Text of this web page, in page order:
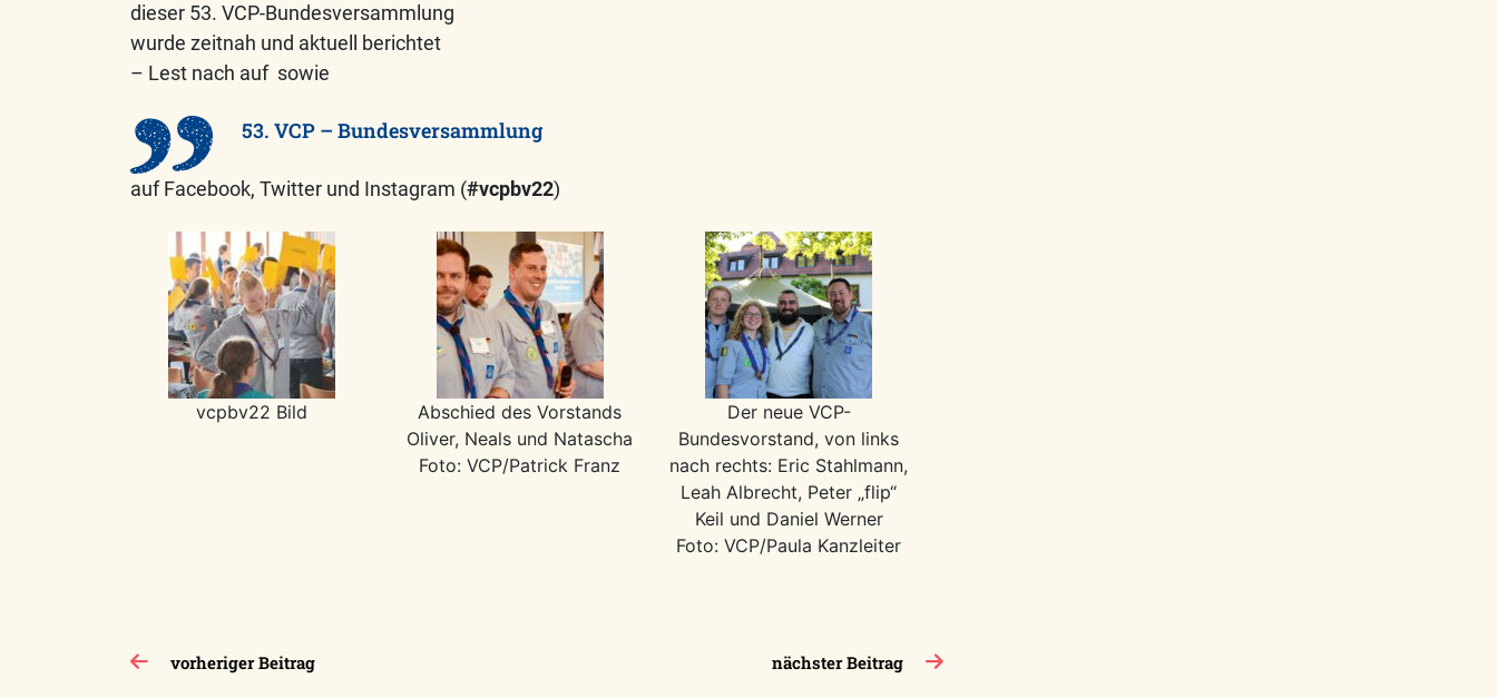
dieser 53. VCP-Bundesversammlung
wurde zeitnah und aktuell berichtet
– Lest nach auf sowie
53. VCP – Bundesversammlung
auf Facebook, Twitter und Instagram (#vcpbv22)
vcpbv22 Bild
Abschied des Vorstands
Oliver, Neals und Natascha
Foto: VCP/Patrick Franz
Der neue VCP-
Bundesvorstand, von links
nach rechts: Eric Stahlmann,
Leah Albrecht, Peter „flip“
Keil und Daniel Werner
Foto: VCP/Paula Kanzleiter
Beitragsnavigation
vorheriger Beitrag nächster Beitrag